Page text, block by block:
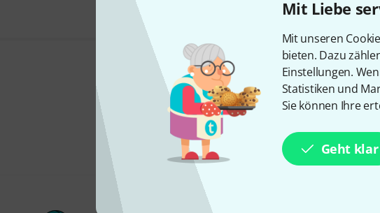
Mit Liebe
Mit unseren
bieten. Dazu
Einstellungen.
Statistiken und
Sie können Ihre
Geht klar